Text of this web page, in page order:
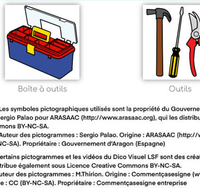
Boîte à outils Outils